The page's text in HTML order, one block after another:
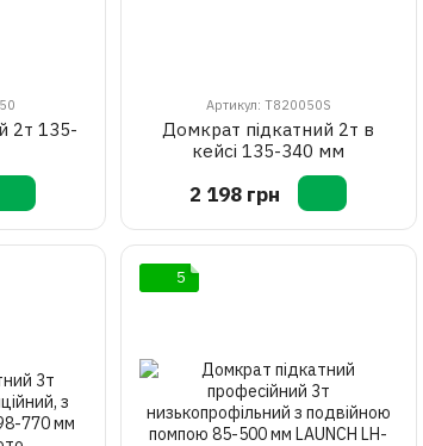
2т 135-
Артикул: T820050S
Домкрат підкатний 2т в
кейсі 135-340 мм
2 198 грн
5